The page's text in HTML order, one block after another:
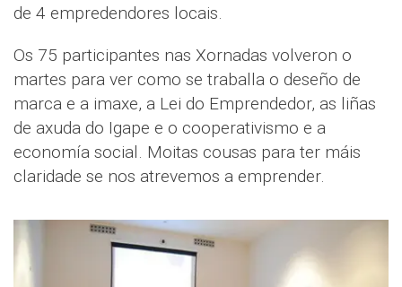
de 4 empredendores locais.
Os 75 participantes nas Xornadas volveron o
martes para ver como se traballa o deseño de
marca e a imaxe, a Lei do Emprendedor, as liñas
de axuda do Igape e o cooperativismo e a
economía social. Moitas cousas para ter máis
claridade se nos atrevemos a emprender.